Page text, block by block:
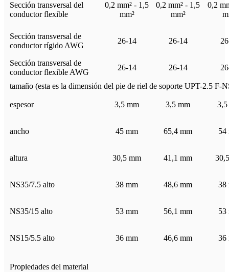
Sección transversal del
conductor flexible
0,2 mm² - 1,5
mm²
0,2 mm² - 1,5
mm²
0,2
Sección transversal de
conductor rígido AWG
26-14 26-14
Sección transversal de
conductor flexible AWG
26-14 26-14
tamaño (esta es la dimensión del pie de riel de soporte UPT-2.5 F-
espesor 3,5 mm 3,5 mm 3,5
ancho 45 mm 65,4 mm 54
altura 30,5 mm 41,1 mm
NS35/7.5 alto 38 mm 48,6 mm 38
NS35/15 alto 53 mm 56,1 mm 53
NS15/5.5 alto 36 mm 46,6 mm 36
Propiedades del material